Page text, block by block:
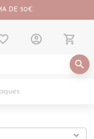
DE 50€
search
account_circle shopping_cart